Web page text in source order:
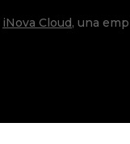
iNova Cloud, una